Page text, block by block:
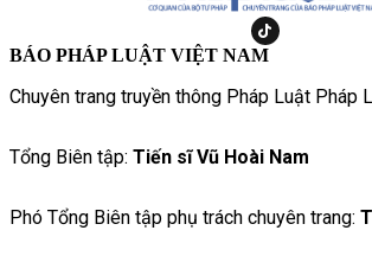
BÁO PHÁP LUẬT VIỆT NAM
Chuyên trang truyền thông Pháp Luật Pháp
Tổng Biên tập: Tiến sĩ Vũ Hoài Nam
Phó Tổng Biên tập phụ trách chuyên trang: